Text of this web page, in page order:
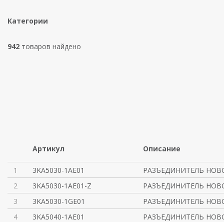
Категории
942 товаров найдено
Артикул Описание
1 3KA5030-1AE01
РАЗЪЕДИНИТЕЛЬ
2
3KA5030-1AE01-Z
РАЗЪЕДИНИТЕЛЬ
3
3KA5030-1GE01
РАЗЪЕДИНИТЕЛЬ
4
3KA5040-1AE01
РАЗЪЕДИНИТЕЛЬ